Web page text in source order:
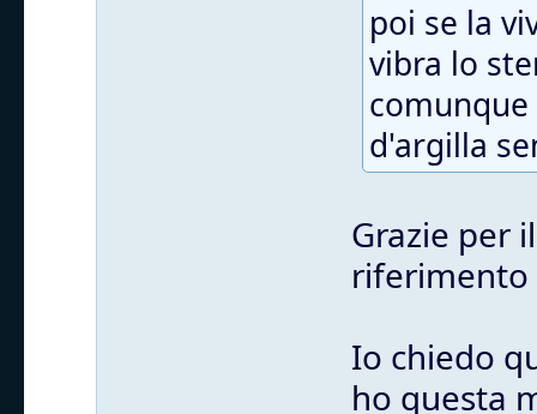
poi se la
vibra lo
d'argilla
Grazie per
riferimento
Io chiedo
ho questa